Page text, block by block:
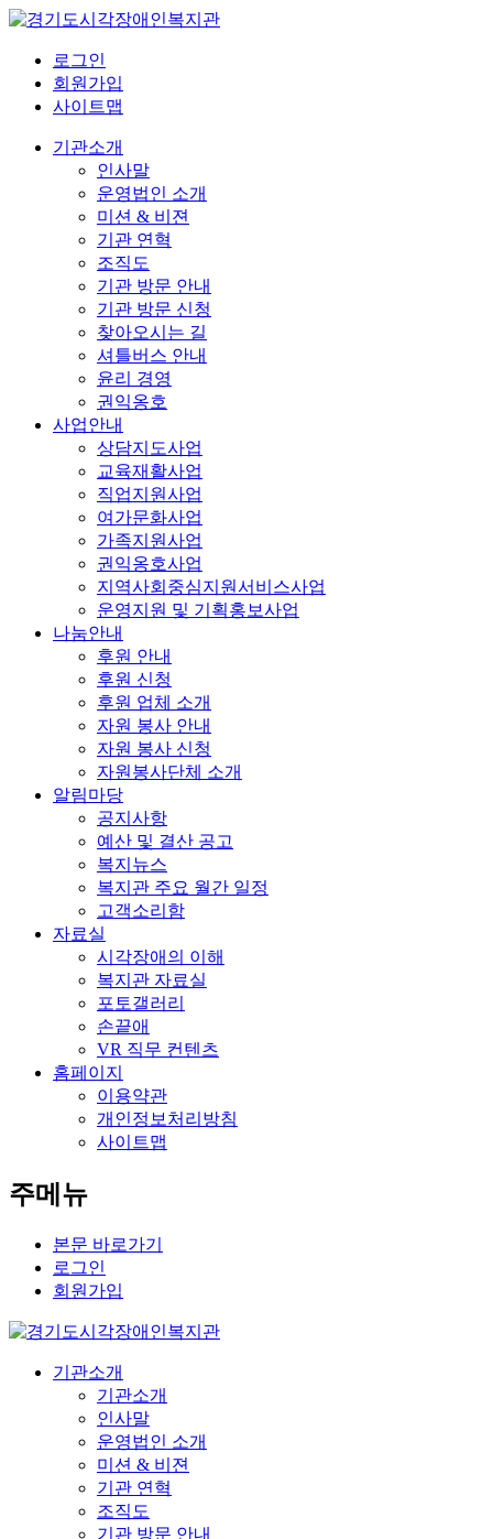
로그인
회원가입
사이트맵
기관소개
인사말
운영법인 소개
미션 & 비젼
기관 연혁
조직도
기관 방문 안내
기관 방문 신청
찾아오시는 길
셔틀버스 안내
윤리 경영
권익옹호
사업안내
상담지도사업
교육재활사업
직업지원사업
여가문화사업
가족지원사업
권익옹호사업
지역사회중심지원서비스사업
운영지원 및 기획홍보사업
나눔안내
후원 안내
후원 신청
후원 업체 소개
자원 봉사 안내
자원 봉사 신청
자원봉사단체 소개
알림마당
공지사항
예산 및 결산 공고
복지뉴스
복지관 주요 월간 일정
고객소리함
자료실
시각장애의 이해
복지관 자료실
포토갤러리
손끝애
VR 직무 컨텐츠
홈페이지
이용약관
개인정보처리방침
사이트맵
주메뉴
본문 바로가기
로그인
회원가입
기관소개
기관소개
인사말
운영법인 소개
미션 & 비젼
기관 연혁
조직도
기관 방문 안내